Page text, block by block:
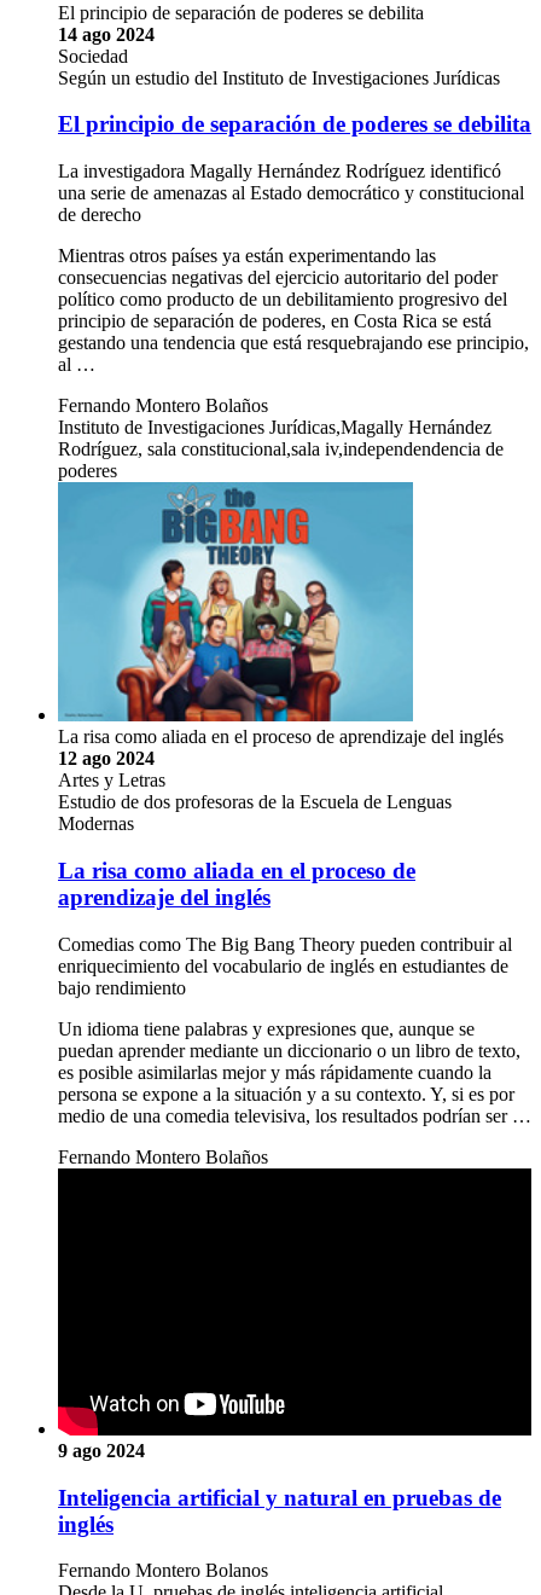
El principio de separación de poderes se debilita
14 ago 2024
Sociedad
Según un estudio del Instituto de Investigaciones Jurídicas
El principio de separación de poderes se debilita
La investigadora Magally Hernández Rodríguez identificó
una serie de amenazas al Estado democrático y constitucional
de derecho
Mientras otros países ya están experimentando las
consecuencias negativas del ejercicio autoritario del poder
político como producto de un debilitamiento progresivo del
principio de separación de poderes, en Costa Rica se está
gestando una tendencia que está resquebrajando ese principio,
al …
Fernando Montero Bolaños
Instituto de Investigaciones Jurídicas,Magally Hernández
Rodríguez, sala constitucional,sala iv,independendencia de
poderes
La risa como aliada en el proceso de aprendizaje del inglés
12 ago 2024
Artes y Letras
Estudio de dos profesoras de la Escuela de Lenguas
Modernas
La risa como aliada en el proceso de
aprendizaje del inglés
Comedias como The Big Bang Theory pueden contribuir al
enriquecimiento del vocabulario de inglés en estudiantes de
bajo rendimiento
Un idioma tiene palabras y expresiones que, aunque se
puedan aprender mediante un diccionario o un libro de texto,
es posible asimilarlas mejor y más rápidamente cuando la
persona se expone a la situación y a su contexto. Y, si es por
medio de una comedia televisiva, los resultados podrían ser …
Fernando Montero Bolaños
9 ago 2024
Inteligencia artificial y natural en pruebas de
inglés
Fernando Montero Bolanos